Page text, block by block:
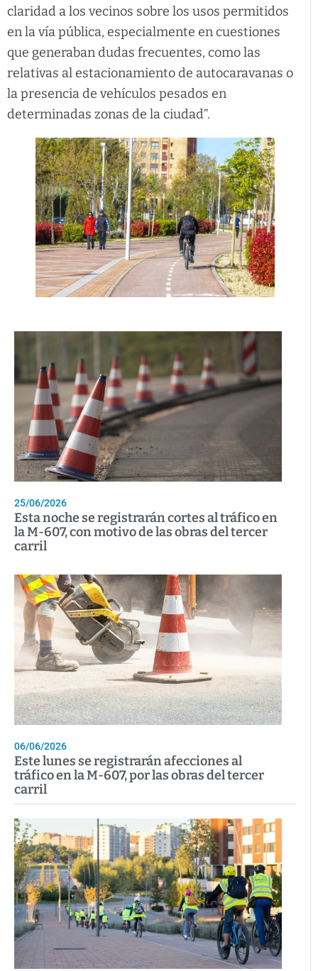
claridad a los vecinos sobre los usos permitidos
en la vía pública, especialmente en cuestiones
que generaban dudas frecuentes, como las
relativas al estacionamiento de autocaravanas o
la presencia de vehículos pesados en
determinadas zonas de la ciudad”.
25/06/2026
Esta noche se registrarán cortes al tráfico en
la M-607, con motivo de las obras del tercer
carril
06/06/2026
Este lunes se registrarán afecciones al
tráfico en la M-607, por las obras del tercer
carril